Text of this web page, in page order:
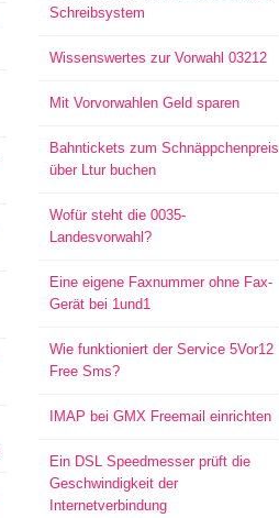
Schreibsystem
Wissenswertes zur Vorwahl 03212
Mit Vorvorwahlen Geld sparen
Bahntickets zum Schnäppchenpreis
über Ltur buchen
Wofür steht die 0035-
Landesvorwahl?
Eine eigene Faxnummer ohne Fax-
Gerät bei 1und1
Wie funktioniert der Service 5Vor12
Free Sms?
IMAP bei GMX Freemail einrichten
Ein DSL Speedmesser prüft die
Geschwindigkeit der
Internetverbindung